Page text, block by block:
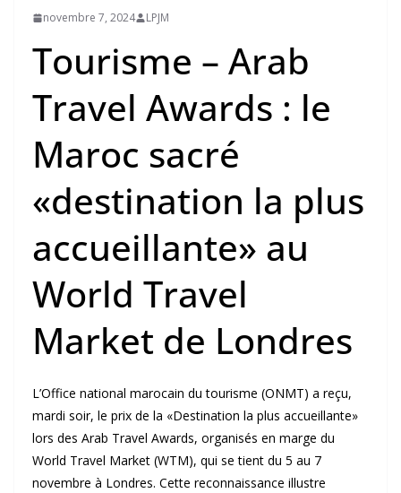
novembre 7, 2024 LPJM
Tourisme – Arab
Travel Awards : le
Maroc sacré
«destination la plus
accueillante» au
World Travel
Market de Londres
L’Office national marocain du tourisme (ONMT) a reçu,
mardi soir, le prix de la «Destination la plus accueillante»
lors des Arab Travel Awards, organisés en marge du
World Travel Market (WTM), qui se tient du 5 au 7
novembre à Londres. Cette reconnaissance illustre